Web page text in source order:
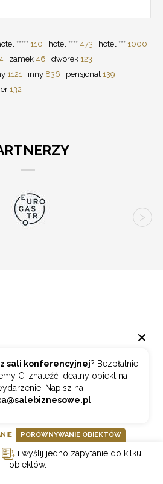
***** 110 hotel **** 473 hotel *** 1000
zamek 46 dworek 123
1121 inny 836 pensjonat 139
132
sali konferencyjnej? Bezpłatnie
Ci znaleźć idealny obiekt na
Napisz na
PORÓWNYWANIE OBIEKTÓW
i wyślij jedno zapytanie do kilku
obiektów.